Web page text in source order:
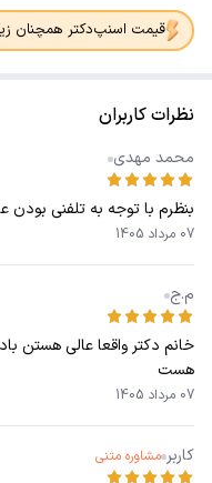
قیمت اسنپ‌دکتر همچنان
نظرات کاربران
محمد مهدی
بنظرم با توجه به تلفنی بودن
07 مرداد 1405
م.ج
خانم دکتر واقعا عالی
هست
07 مرداد 1405
کاربر مشاوره متنی